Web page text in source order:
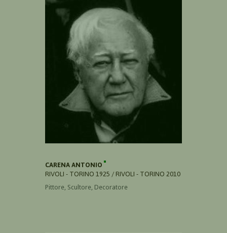
CARENA ANTONIO
RIVOLI - TORINO 1925 / RIVOLI - TORINO 2010
Pittore, Scultore, Decoratore